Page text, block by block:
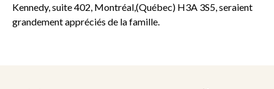
Kennedy, suite 402, Montréal,(Québec) H3A 3S5, seraient
grandement appréciés de la famille.